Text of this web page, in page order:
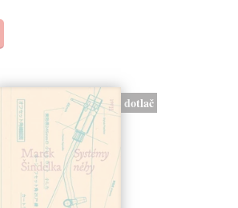
dotlač